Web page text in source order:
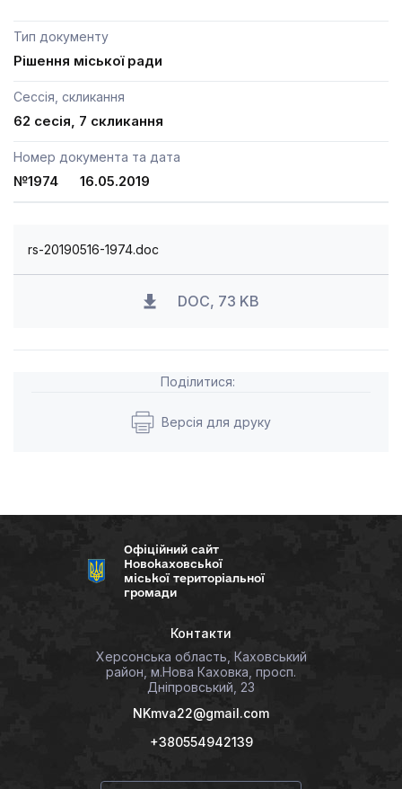
Тип документу
Рішення міської ради
Сессія, скликання
62 сесія, 7 скликання
Номер документа та дата
№1974 16.05.2019
rs-20190516-1974.doc
DOC, 73 KB
Поділитися:
Версія для друку
Офіційний сайт
Новокаховської
міської територіальної
громади
Контакти
Херсонська область, Каховський
район, м.Нова Каховка, просп.
Дніпровський, 23
NKmva22@gmail.com
+380554942139